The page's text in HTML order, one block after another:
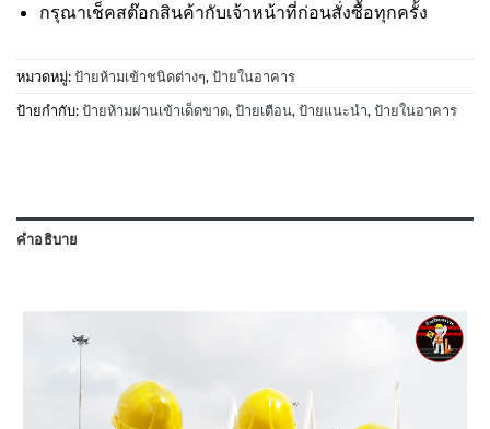
กรุณาเช็คสต๊อกสินค้ากับเจ้าหน้าที่ก่อนสั่งซื้อทุกครั้ง
หมวดหมู่:ป้ายห้ามเข้าชนิดต่างๆ, ป้ายในอาคาร
ป้ายกำกับ:ป้ายห้ามผ่านเข้าเด็ดขาด, ป้ายเตือน, ป้ายแนะนำ, ป้ายในอาคาร
คำอธิบาย